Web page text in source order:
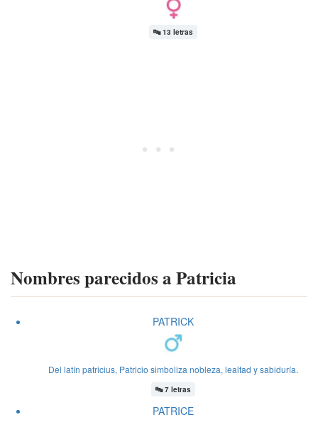
🔤13 letras
Nombres parecidos a Patricia
PATRICK
Del latín patricius, Patricio simboliza nobleza, lealtad y sabiduría.
🔤7 letras
PATRICE